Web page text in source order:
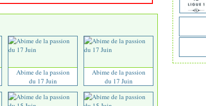
Abime de la passion
du 17 Juin
Abime de la passion
du 17 Juin